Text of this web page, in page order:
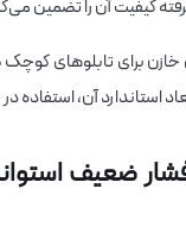
کیفیت آن را تضمین
و ولتاژ کاری 440 ولت، این
آن، استفاده